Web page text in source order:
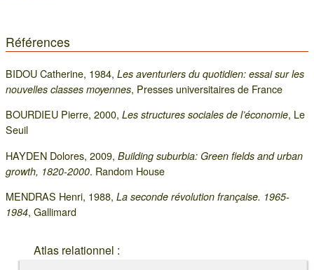
Références
BIDOU Catherine, 1984, Les aventuriers du quotidien‎: essai sur les
nouvelles classes moyennes, Presses universitaires de France
BOURDIEU Pierre, 2000, Les structures sociales de l’économie, Le
Seuil
HAYDEN Dolores, 2009, Building suburbia: Green fields and urban
growth, 1820-2000. Random House
MENDRAS Henri, 1988, La seconde révolution française. 1965-
1984, Gallimard
Atlas relationnel :